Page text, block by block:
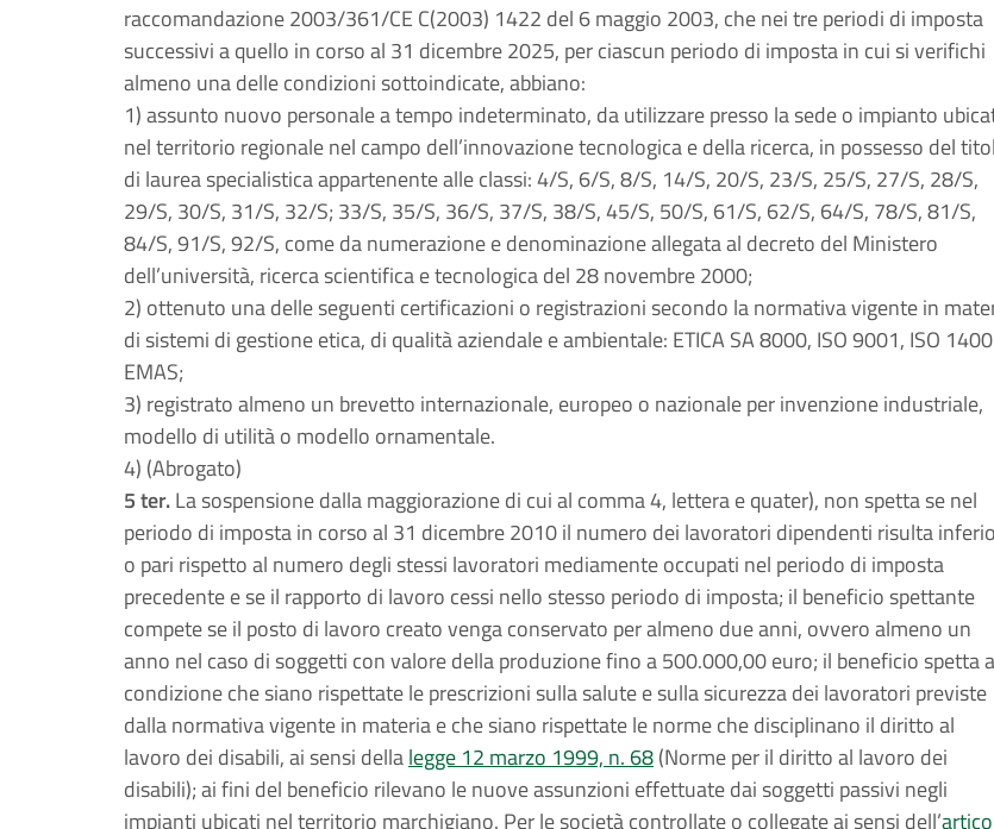
raccomandazione 2003/361/CE C(2003) 1422 del 6 maggio 2003, che nei tre periodi di imposta
successivi a quello in corso al 31 dicembre 2025, per ciascun periodo di imposta in cui si verifichi
almeno una delle condizioni sottoindicate, abbiano:
1) assunto nuovo personale a tempo indeterminato, da utilizzare presso la sede o impianto
nel territorio regionale nel campo dell’innovazione tecnologica e della ricerca, in possesso del
di laurea specialistica appartenente alle classi: 4/S, 6/S, 8/S, 14/S, 20/S, 23/S, 25/S, 27/S, 28/S,
29/S, 30/S, 31/S, 32/S; 33/S, 35/S, 36/S, 37/S, 38/S, 45/S, 50/S, 61/S, 62/S, 64/S, 78/S, 81/S,
84/S, 91/S, 92/S, come da numerazione e denominazione allegata al decreto del Ministero
dell’università, ricerca scientifica e tecnologica del 28 novembre 2000;
2) ottenuto una delle seguenti certificazioni o registrazioni secondo la normativa vigente in
di sistemi di gestione etica, di qualità aziendale e ambientale: ETICA SA 8000, ISO 9001, ISO
EMAS;
3) registrato almeno un brevetto internazionale, europeo o nazionale per invenzione industriale,
modello di utilità o modello ornamentale.
4) (Abrogato)
5 ter.La sospensione dalla maggiorazione di cui al comma 4, lettera e quater), non spetta se nel
periodo di imposta in corso al 31 dicembre 2010 il numero dei lavoratori dipendenti risulta
o pari rispetto al numero degli stessi lavoratori mediamente occupati nel periodo di imposta
precedente e se il rapporto di lavoro cessi nello stesso periodo di imposta; il beneficio spettante
compete se il posto di lavoro creato venga conservato per almeno due anni, ovvero almeno un
anno nel caso di soggetti con valore della produzione fino a 500.000,00 euro; il beneficio spetta a
condizione che siano rispettate le prescrizioni sulla salute e sulla sicurezza dei lavoratori previste
dalla normativa vigente in materia e che siano rispettate le norme che disciplinano il diritto al
lavoro dei disabili, ai sensi dellalegge 12 marzo 1999, n. 68(Norme per il diritto al lavoro dei
disabili); ai fini del beneficio rilevano le nuove assunzioni effettuate dai soggetti passivi negli
impianti ubicati nel territorio marchigiano. Per le società controllate o collegate ai sensi dell’